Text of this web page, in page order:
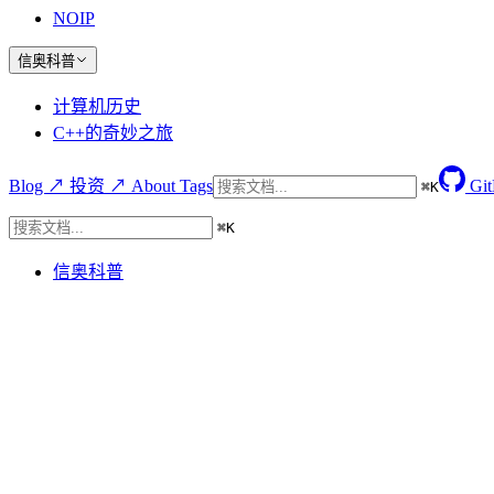
NOIP
信奥科普
计算机历史
C++的奇妙之旅
Blog ↗ 投资 ↗ About Tags ⌘K
⌘K
信奥科普